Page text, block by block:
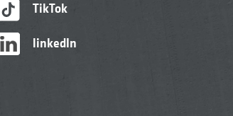
TikTok
linkedIn